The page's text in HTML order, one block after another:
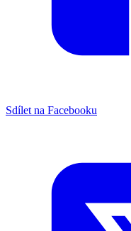
Sdílet na Facebooku